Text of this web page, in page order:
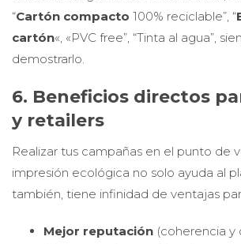
“Cartón compacto 100% reciclable”, “
cartón«, «PVC free”, “Tinta al agua”,
demostrarlo.
6. Beneficios directos
y retailers
Realizar tus campañas en el punto de
impresión ecológica no solo ayuda al
también, tiene infinidad de ventajas
Mejor reputación (coherencia y